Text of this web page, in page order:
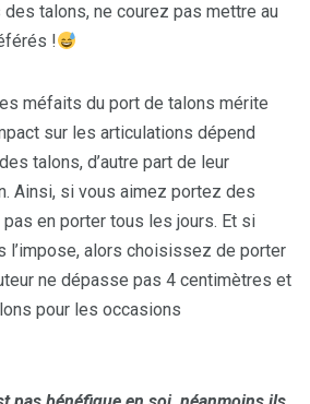
talons, ne courez pas mettre au
!
méfaits du port de talons mérite
sur les articulations dépend
talons, d’autre part de leur
Ainsi, si vous aimez portez des
en porter tous les jours. Et si
l’impose, alors choisissez de porter
ne dépasse pas 4 centimètres et
pour les occasions